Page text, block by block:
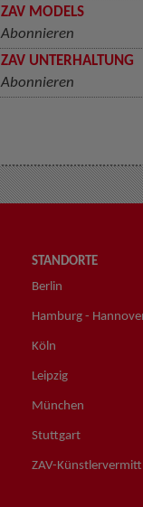
ZAV MODELS
Abonnieren
ZAV UNTERHALTUNG
Abonnieren
STANDORTE
Berlin
Hamburg -
Köln
Leipzig
München
Stuttgart
ZAV-